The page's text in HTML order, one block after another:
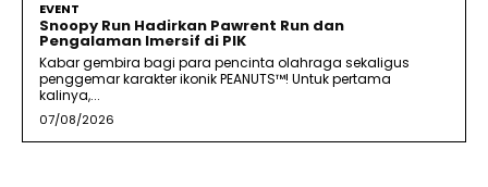
EVENT
Snoopy Run Hadirkan Pawrent Run dan
Pengalaman Imersif di PIK
Kabar gembira bagi para pencinta olahraga sekaligus
penggemar karakter ikonik PEANUTS™! Untuk pertama
kalinya,...
07/08/2026